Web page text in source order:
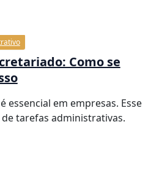
Como se
em empresas. Esse
tarefas administrativas.